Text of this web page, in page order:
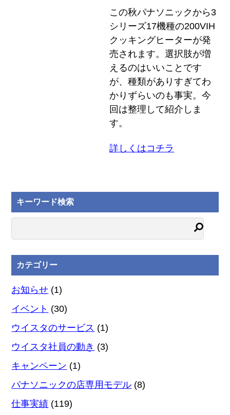
この秋パナソニックから3
シリーズ17機種の200VIH
クッキングヒーターが発
売されます。選択肢が増
えるのはいいことです
が、種類がありすぎてわ
かりずらいのも事実。今
回は整理して紹介しま
す。
詳しくはコチラ
キーワード検索
カテゴリー
お知らせ (1)
イベント (30)
ウイスタのサービス (1)
ウイスタ社員の動き (3)
キャンペーン (1)
パナソニックの店専用モデル (8)
仕事実績 (119)